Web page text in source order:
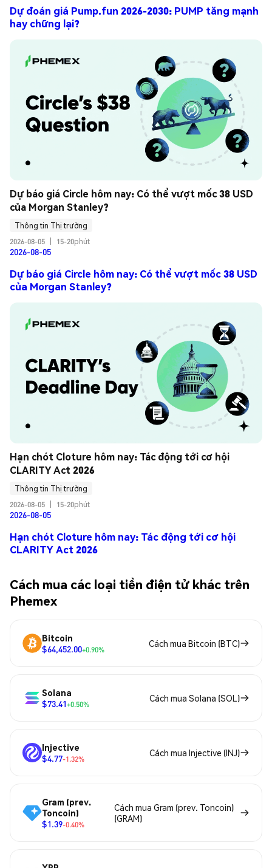
Dự đoán giá Pump.fun 2026-2030: PUMP tăng mạnh
hay chững lại?
Dự báo giá Circle hôm nay: Có thể vượt mốc 38 USD
của Morgan Stanley?
Thông tin Thị trường
2026-08-05
15-20phút
2026-08-05
Dự báo giá Circle hôm nay: Có thể vượt mốc 38 USD
của Morgan Stanley?
Hạn chót Cloture hôm nay: Tác động tới cơ hội
CLARITY Act 2026
Thông tin Thị trường
2026-08-05
15-20phút
2026-08-05
Hạn chót Cloture hôm nay: Tác động tới cơ hội
CLARITY Act 2026
Cách mua các loại tiền điện tử khác trên
Phemex
Bitcoin
$64,452.00+0.90%
Cách mua Bitcoin (BTC)
Solana
$73.41+0.50%
Cách mua Solana (SOL)
Injective
$4.77-1.32%
Cách mua Injective (INJ)
Gram (prev.
Toncoin)
$1.39-0.40%
Cách mua Gram (prev. Toncoin)
(GRAM)